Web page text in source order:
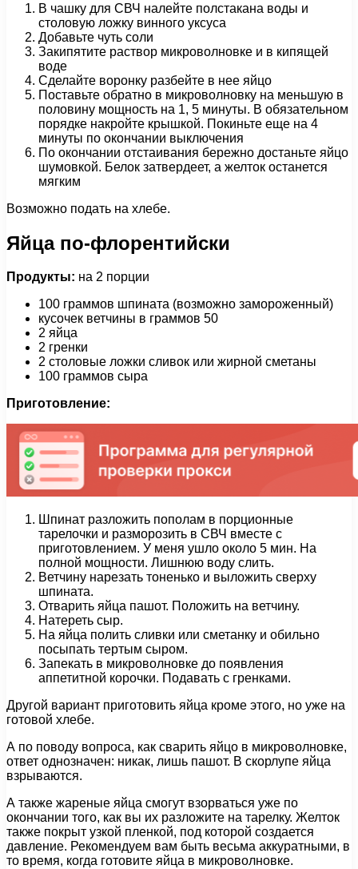
В чашку для СВЧ налейте полстакана воды и
столовую ложку винного уксуса
Добавьте чуть соли
Закипятите раствор микроволновке и в кипящей
воде
Сделайте воронку разбейте в нее яйцо
Поставьте обратно в микроволновку на меньшую в
половину мощность на 1, 5 минуты. В обязательном
порядке накройте крышкой. Покиньте еще на 4
минуты по окончании выключения
По окончании отстаивания бережно достаньте яйцо
шумовкой. Белок затвердеет, а желток останется
мягким
Возможно подать на хлебе.
Яйца по-флорентийски
Продукты: на 2 порции
100 граммов шпината (возможно замороженный)
кусочек ветчины в граммов 50
2 яйца
2 гренки
2 столовые ложки сливок или жирной сметаны
100 граммов сыра
Приготовление:
Шпинат разложить пополам в порционные
тарелочки и разморозить в СВЧ вместе с
приготовлением. У меня ушло около 5 мин. На
полной мощности. Лишнюю воду слить.
Ветчину нарезать тоненько и выложить сверху
шпината.
Отварить яйца пашот. Положить на ветчину.
Натереть сыр.
На яйца полить сливки или сметанку и обильно
посыпать тертым сыром.
Запекать в микроволновке до появления
аппетитной корочки. Подавать с гренками.
Другой вариант приготовить яйца кроме этого, но уже на
готовой хлебе.
А по поводу вопроса, как сварить яйцо в микроволновке,
ответ однозначен: никак, лишь пашот. В скорлупе яйца
взрываются.
А также жареные яйца смогут взорваться уже по
окончании того, как вы их разложите на тарелку. Желток
также покрыт узкой пленкой, под которой создается
давление. Рекомендуем вам быть весьма аккуратными, в
то время, когда готовите яйца в микроволновке.